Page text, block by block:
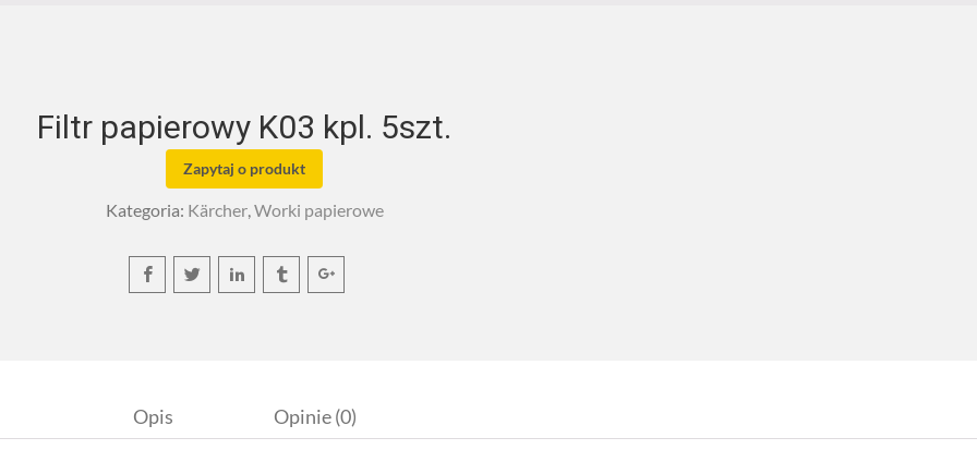
Filtr papierowy K03 kpl. 5szt.
Zapytaj o produkt
Kategoria: Kärcher,Worki papierowe
Opis Opinie (0)